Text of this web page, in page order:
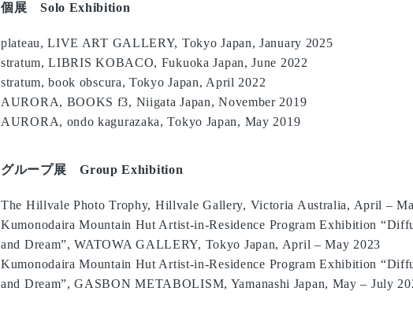
個展 Solo Exhibition
plateau, LIVE ART GALLERY, Tokyo Japan, January 2025
stratum, LIBRIS KOBACO, Fukuoka Japan, June 2022
stratum, book obscura, Tokyo Japan, April 2022
AURORA, BOOKS f3, Niigata Japan, November 2019
AURORA, ondo kagurazaka, Tokyo Japan, May 2019
グループ展 Group Exhibition
The Hillvale Photo Trophy, Hillvale Gallery, Victoria Australia, April –
Kumonodaira Mountain Hut Artist-in-Residence Program Exhibition
and Dream”, WATOWA GALLERY, Tokyo Japan, April – May 2023
Kumonodaira Mountain Hut Artist-in-Residence Program Exhibition
and Dream”, GASBON METABOLISM, Yamanashi Japan, May – July